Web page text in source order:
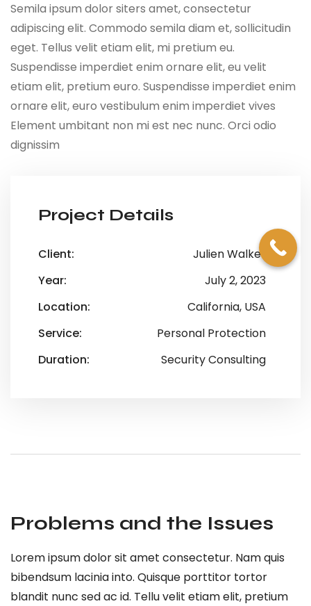
Semila ipsum dolor siters amet, consectetur
adipiscing elit. Commodo semila diam et, sollicitudin
eget. Tellus velit etiam elit, mi pretium eu.
Suspendisse imperdiet enim ornare elit, eu velit
etiam elit, pretium euro. Suspendisse imperdiet enim
ornare elit, euro vestibulum enim imperdiet vives
Element umbitant non mi est nec nunc. Orci odio
dignissim
Project Details
Client:
Julien Walker
Year:
July 2, 2023
Location:
California, USA
Service:
Personal Protection
Duration:
Security Consulting
Problems and the Issues
Lorem ipsum dolor sit amet consectetur. Nam quis
bibendsum lacinia into. Quisque porttitor tortor
blandit nunc sed ac id. Tellu velit etiam elit, pretium